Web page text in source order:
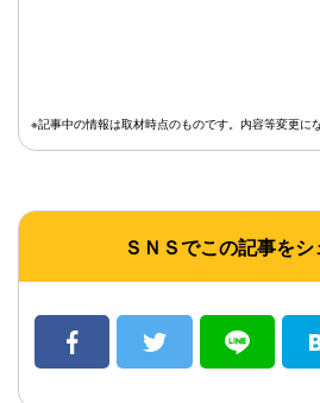
※記事中の情報は取材時点のものです。内容等変更に
ＳＮＳでこの記事をシ